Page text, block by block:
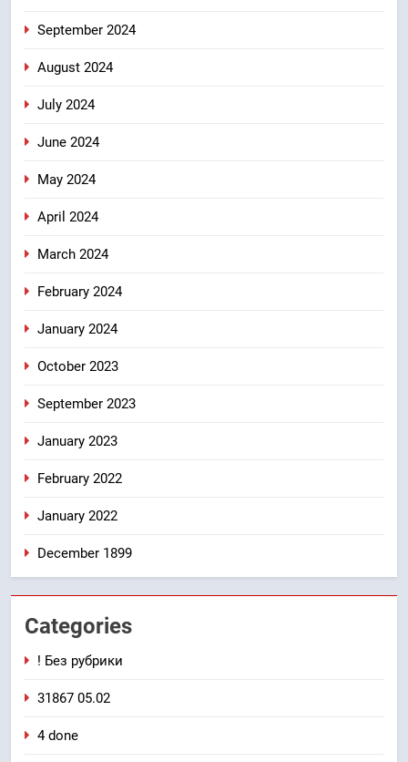
September 2024
August 2024
July 2024
June 2024
May 2024
April 2024
March 2024
February 2024
January 2024
October 2023
September 2023
January 2023
February 2022
January 2022
December 1899
Categories
! Без рубрики
31867 05.02
4 done